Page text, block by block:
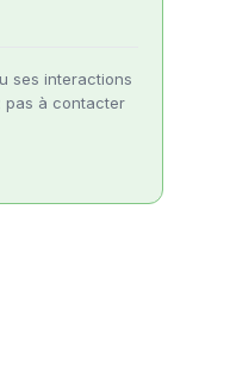
ses interactions
pas à contacter